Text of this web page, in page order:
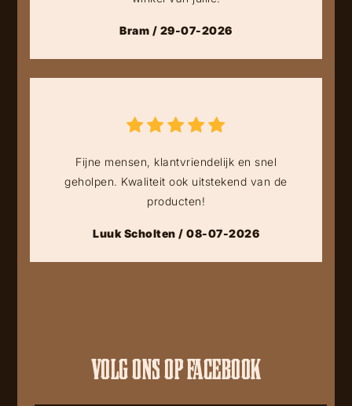
Bram / 29-07-2026
Fijne mensen, klantvriendelijk en snel
geholpen. Kwaliteit ook uitstekend van de
producten!
Luuk Scholten / 08-07-2026
VOLG ONS OP FACEBOOK